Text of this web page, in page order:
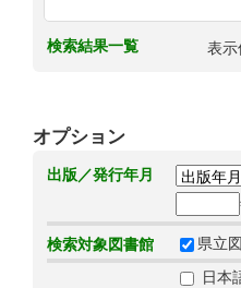
検索結果一覧 表示
オプション
出版／発行年月
検索対象図書館 県立
日本